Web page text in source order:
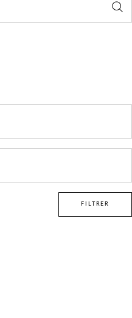
FILTRER